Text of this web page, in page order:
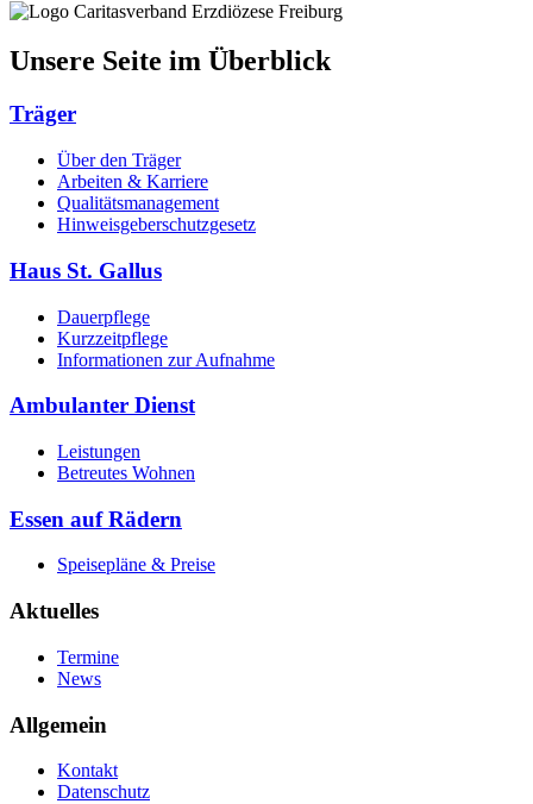
Unsere Seite im Überblick
Träger
Über den Träger
Arbeiten & Karriere
Qualitätsmanagement
Hinweisgeberschutzgesetz
Haus St. Gallus
Dauerpflege
Kurzzeitpflege
Informationen zur Aufnahme
Ambulanter Dienst
Leistungen
Betreutes Wohnen
Essen auf Rädern
Speisepläne & Preise
Aktuelles
Termine
News
Allgemein
Kontakt
Datenschutz